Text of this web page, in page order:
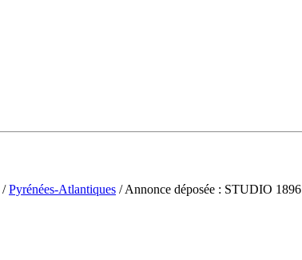
/Pyrénées-Atlantiques / Annonce déposée : STUDIO 1896